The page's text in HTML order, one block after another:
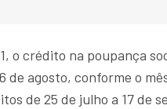
o crédito na poupança
de agosto, conforme o
de 25 de julho a 17 de